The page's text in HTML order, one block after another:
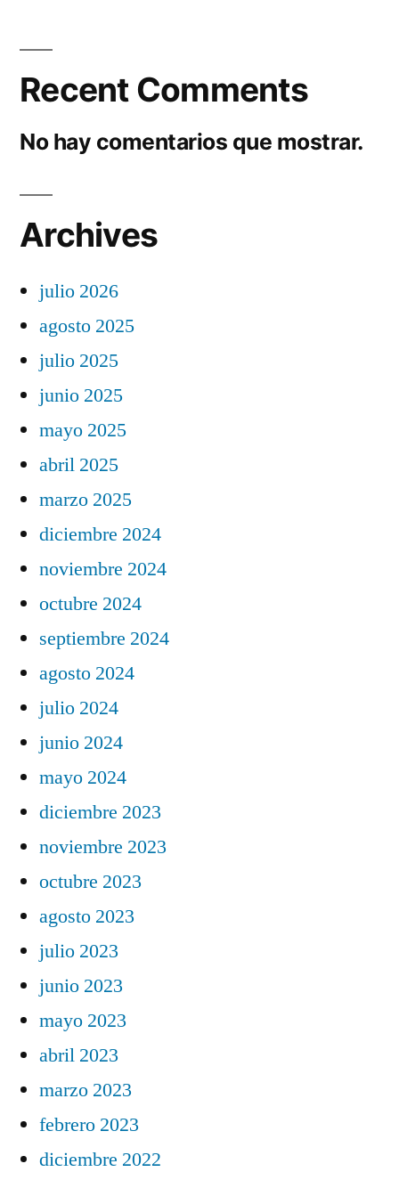
Recent Comments
No hay comentarios que mostrar.
Archives
julio 2026
agosto 2025
julio 2025
junio 2025
mayo 2025
abril 2025
marzo 2025
diciembre 2024
noviembre 2024
octubre 2024
septiembre 2024
agosto 2024
julio 2024
junio 2024
mayo 2024
diciembre 2023
noviembre 2023
octubre 2023
agosto 2023
julio 2023
junio 2023
mayo 2023
abril 2023
marzo 2023
febrero 2023
diciembre 2022